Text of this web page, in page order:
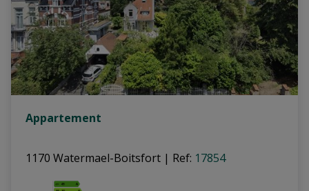
Appartement
1170 Watermael-Boitsfort | Ref: 17854